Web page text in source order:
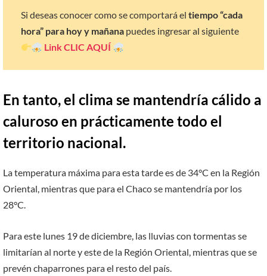
Si deseas conocer como se comportará el tiempo “cada
hora” para hoy y mañana puedes ingresar al siguiente
LinkCLIC AQUÍ
En tanto, el clima se mantendría cálido a
caluroso en prácticamente todo el
territorio nacional.
La temperatura máxima para esta tarde es de 34°C en la Región
Oriental, mientras que para el Chaco se mantendría por los
28°C.
Para este lunes 19 de diciembre, las lluvias con tormentas se
limitarían al norte y este de la Región Oriental, mientras que se
prevén chaparrones para el resto del país.